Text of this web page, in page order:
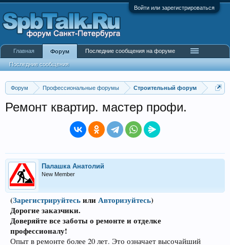
Войти или зарегистрироваться
Форум Профессиональные форумы Строительный форум
Ремонт квартир. мастер профи.
Палашка Анатолий
New Member
(ЗарегистрируйтесьилиАвторизуйтесь)
Дорогие заказчики.
Доверяйте все заботы о ремонте и отделке
профессионалу!
Опыт в ремонте более 20 лет. Это означает высочайший
Главная Форум
Последние сообщения
Последние сообщения на форуме